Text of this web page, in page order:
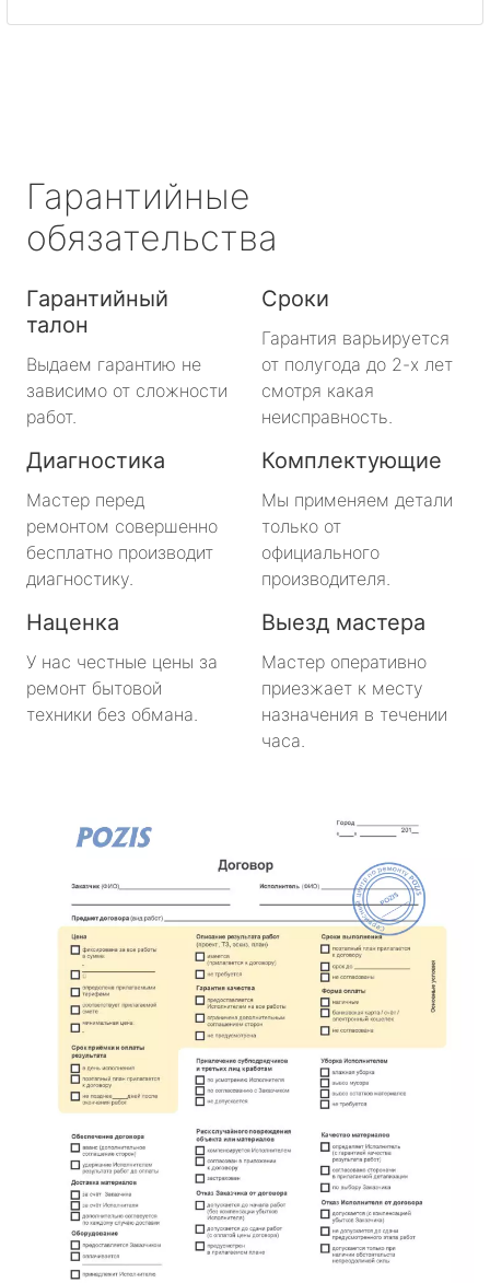
Гарантийные
обязательства
Гарантийный
талон
Выдаем гарантию не
зависимо от сложности
работ.
Сроки
Гарантия варьируется
от полугода до 2-х лет
смотря какая
неисправность.
Диагностика
Мастер перед
ремонтом совершенно
бесплатно производит
диагностику.
Комплектующие
Мы применяем детали
только от
официального
производителя.
Наценка
У нас честные цены за
ремонт бытовой
техники без обмана.
Выезд мастера
Мастер оперативно
приезжает к месту
назначения в течении
часа.